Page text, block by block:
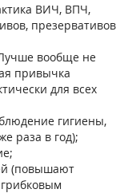
ВИЧ, ВПЧ,
презервативов
вообще не
привычка
для всех
гигиены,
раза в год);
(повышают